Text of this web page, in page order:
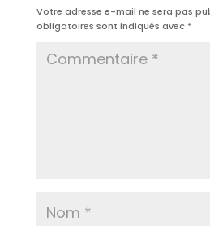
Votre adresse e-mail ne sera pas
obligatoires sont indiqués avec *